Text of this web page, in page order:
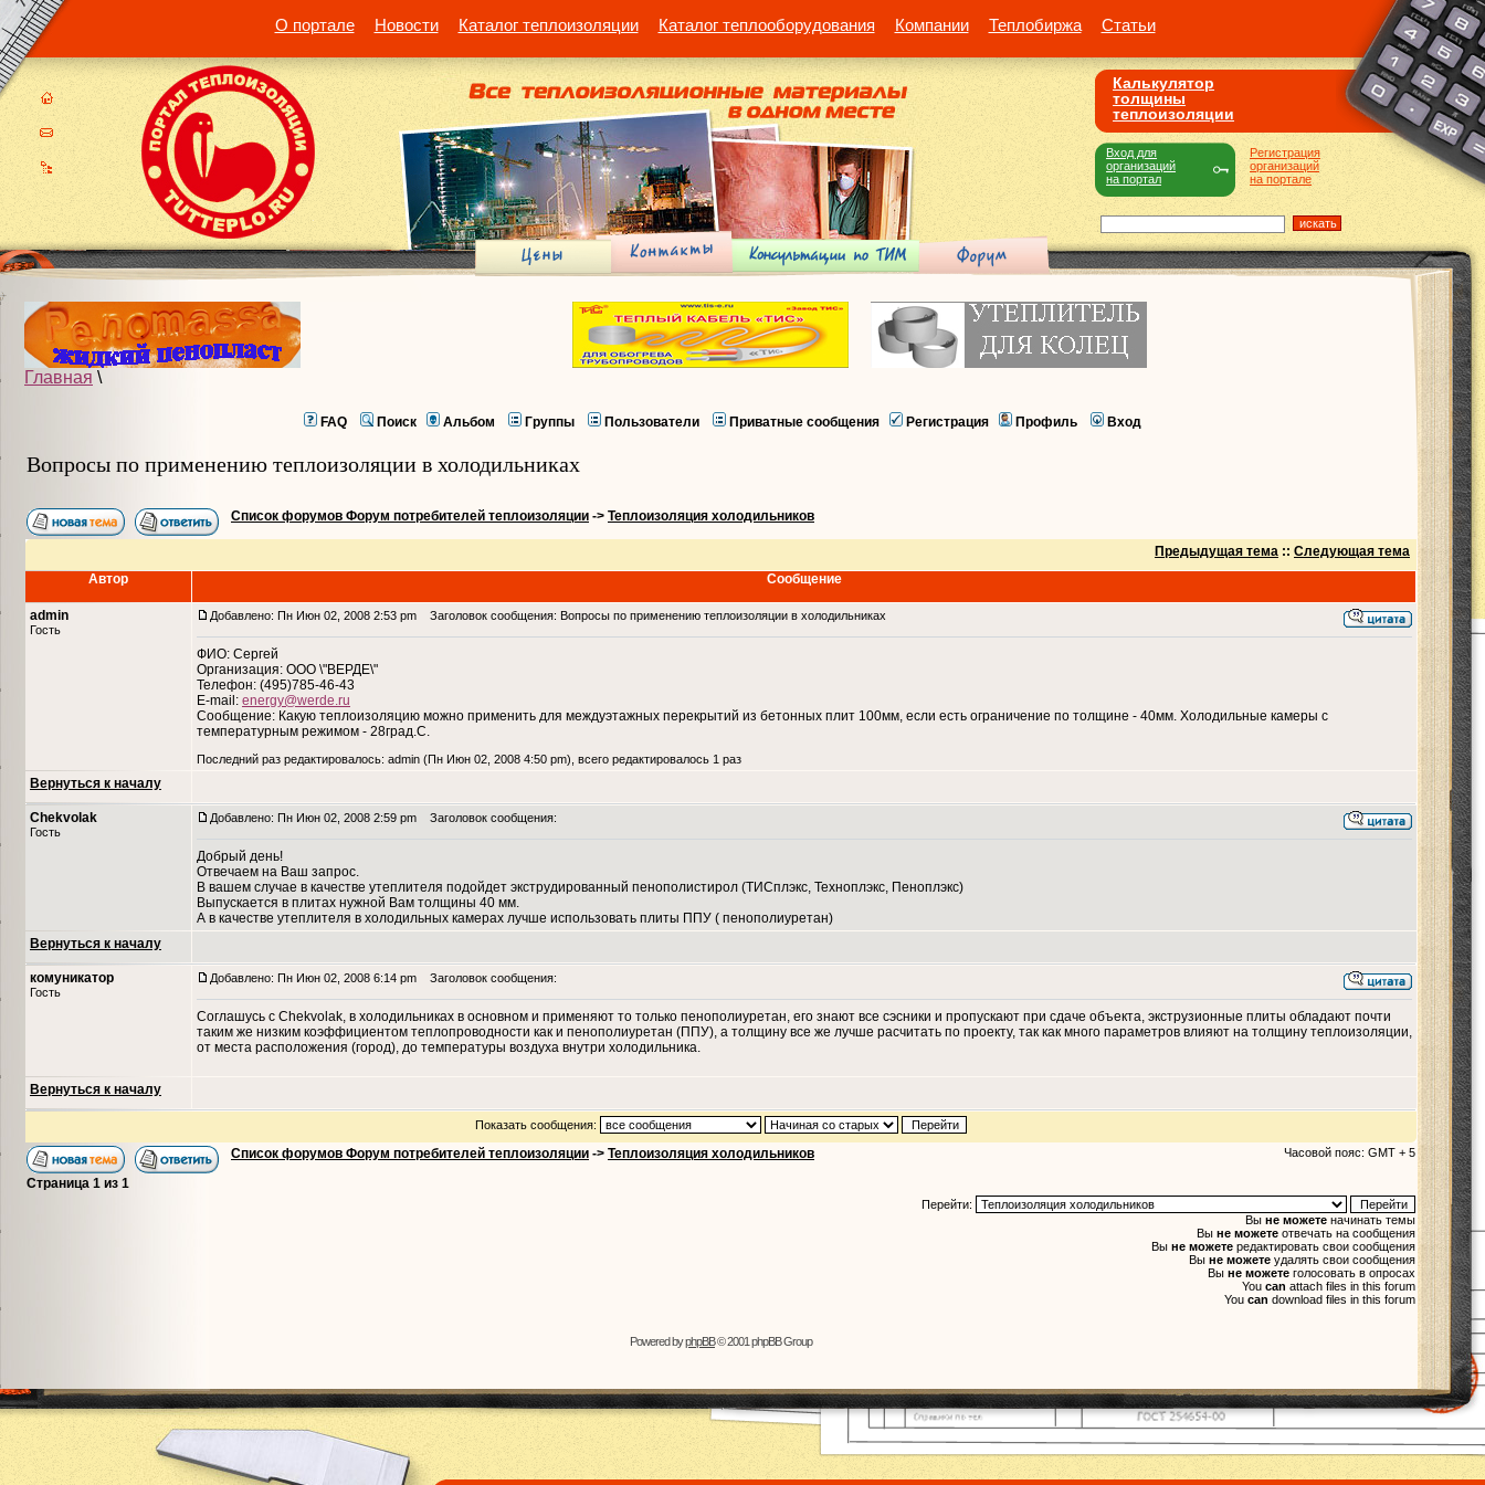
О портале Новости Каталог теплоизоляции Каталог теплооборудования Компании Теплобиржа Статьи
Калькулятор
толщины
теплоизоляции
Регистрация
организаций
на портале
Вход для
организаций
на портал
Главная \
FAQ Поиск Альбом Группы Пользователи Приватные сообщения Регистрация Профиль Вход
Вопросы по применению теплоизоляции в холодильниках
Список форумов Форум потребителей теплоизоляции -> Теплоизоляция холодильников
Предыдущая тема :: Следующая тема
Автор
Сообщение
admin
Гость
Добавлено: Пн Июн 02, 2008 2:53 pm Заголовок сообщения: Вопросы по применению теплоизоляции в холодильниках
ФИО: Сергей
Организация: ООО \"ВЕРДЕ\"
Телефон: (495)785-46-43
E-mail: energy@werde.ru
Сообщение: Какую теплоизоляцию можно применить для междуэтажных перекрытий из бетонных плит 100мм, если есть ограничение по толщине - 40мм. Холодильные камеры с
температурным режимом - 28град.С.
Последний раз редактировалось: admin (Пн Июн 02, 2008 4:50 pm), всего редактировалось 1 раз
Вернуться к началу
Chekvolak
Гость
Добавлено: Пн Июн 02, 2008 2:59 pm Заголовок сообщения:
Добрый день!
Отвечаем на Ваш запрос.
В вашем случае в качестве утеплителя подойдет экструдированный пенополистирол (ТИСплэкс, Техноплэкс, Пеноплэкс)
Выпускается в плитах нужной Вам толщины 40 мм.
А в качестве утеплителя в холодильных камерах лучше использовать плиты ППУ ( пенополиуретан)
Вернуться к началу
комуникатор
Гость
Добавлено: Пн Июн 02, 2008 6:14 pm Заголовок сообщения:
Соглашусь с Chekvolak, в холодильниках в основном и применяют то только пенополиуретан, его знают все сэсники и пропускают при сдаче объекта, экструзионные плиты обладают почти
таким же низким коэффициентом теплопроводности как и пенополиуретан (ППУ), а толщину все же лучше расчитать по проекту, так как много параметров влияют на толщину теплоизоляции,
от места расположения (город), до температуры воздуха внутри холодильника.
Вернуться к началу
Показать сообщения:
Список форумов Форум потребителей теплоизоляции -> Теплоизоляция холодильников Часовой пояс: GMT + 5
Страница 1 из 1
Перейти:
Вы не можете начинать темы
Вы не можете отвечать на сообщения
Вы не можете редактировать свои сообщения
Вы не можете удалять свои сообщения
Вы не можете голосовать в опросах
You can attach files in this forum
You can download files in this forum
Powered byphpBB© 2001 phpBB Group